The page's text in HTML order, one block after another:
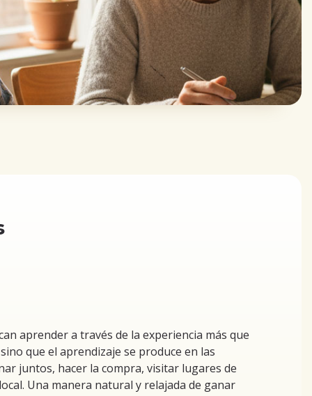
aprender a través de la experiencia más que
que el aprendizaje se produce en las
juntos, hacer la compra, visitar lugares de
Una manera natural y relajada de ganar